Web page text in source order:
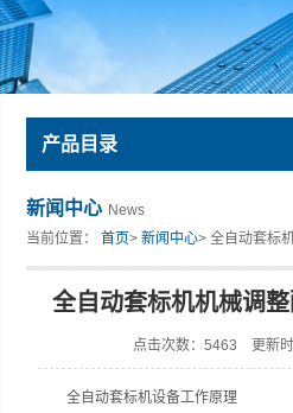
张家港市裕丰饮料机械有限公司
产品目录
新闻中心 News
当前位置：首页>新闻中心> 全自动套标
全自动套标机机械调
点击次数：5463 更新
全自动套标机设备工作原理